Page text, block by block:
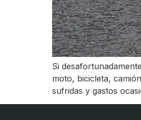
Si
moto, bicicleta,
sufridas y gastos